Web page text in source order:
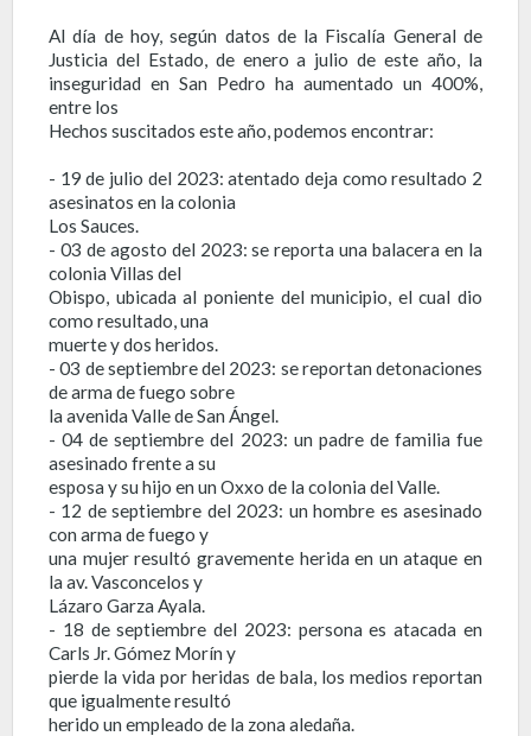
Al día de hoy, según datos de la Fiscalía General de
Justicia del Estado, de enero a julio de este año, la
inseguridad en San Pedro ha aumentado un 400%,
entre los
Hechos suscitados este año, podemos encontrar:
- 19 de julio del 2023: atentado deja como resultado 2
asesinatos en la colonia
Los Sauces.
- 03 de agosto del 2023: se reporta una balacera en la
colonia Villas del
Obispo, ubicada al poniente del municipio, el cual dio
como resultado, una
muerte y dos heridos.
- 03 de septiembre del 2023: se reportan detonaciones
de arma de fuego sobre
la avenida Valle de San Ángel.
- 04 de septiembre del 2023: un padre de familia fue
asesinado frente a su
esposa y su hijo en un Oxxo de la colonia del Valle.
- 12 de septiembre del 2023: un hombre es asesinado
con arma de fuego y
una mujer resultó gravemente herida en un ataque en
la av. Vasconcelos y
Lázaro Garza Ayala.
- 18 de septiembre del 2023: persona es atacada en
Carls Jr. Gómez Morín y
pierde la vida por heridas de bala, los medios reportan
que igualmente resultó
herido un empleado de la zona aledaña.